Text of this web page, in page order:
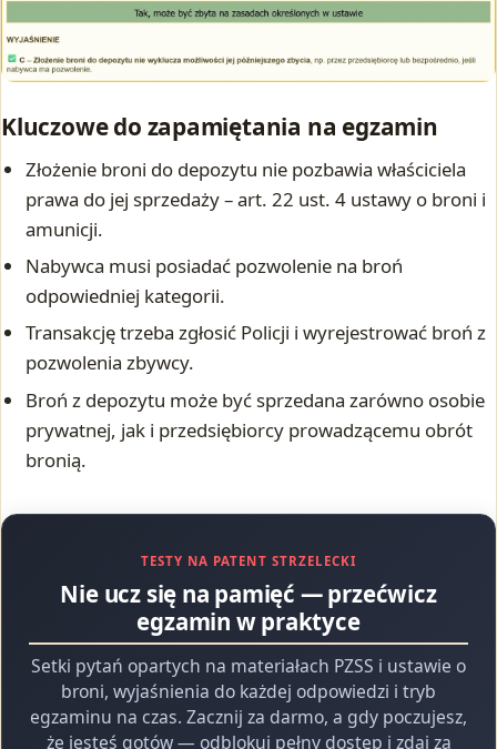
Kluczowe do zapamiętania na egzamin
Złożenie broni do depozytu nie pozbawia właściciela
prawa do jej sprzedaży – art. 22 ust. 4 ustawy o broni i
amunicji.
Nabywca musi posiadać pozwolenie na broń
odpowiedniej kategorii.
Transakcję trzeba zgłosić Policji i wyrejestrować broń z
pozwolenia zbywcy.
Broń z depozytu może być sprzedana zarówno osobie
prywatnej, jak i przedsiębiorcy prowadzącemu obrót
bronią.
TESTY NA PATENT STRZELECKI
Nie ucz się na pamięć — przećwicz
egzamin w praktyce
Setki pytań opartych na materiałach PZSS i ustawie o
broni, wyjaśnienia do każdej odpowiedzi i tryb
egzaminu na czas. Zacznij za darmo, a gdy poczujesz,
że jesteś gotów — odblokuj pełny dostęp i zdaj za